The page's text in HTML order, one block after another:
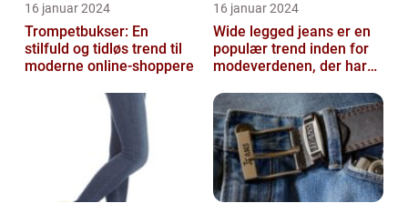
16 januar 2024
Trompetbukser: En
stilfuld og tidløs trend til
moderne online-shoppere
16 januar 2024
Wide legged jeans er en
populær trend inden for
modeverdenen, der har
blandt...